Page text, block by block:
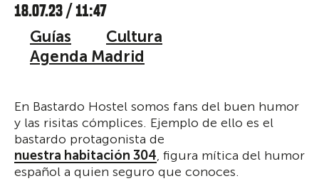
18.07.23 / 11:47
Guías
Cultura
Agenda Madrid
En Bastardo Hostel somos fans del buen humor
y las risitas cómplices. Ejemplo de ello es el
bastardo protagonista de
nuestra habitación 304, figura mítica del humor
español a quien seguro que conoces.